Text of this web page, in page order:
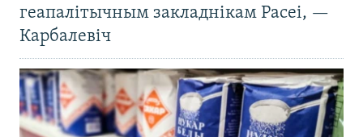
геапалітычным закладнікам Расеі, —
Карбалевіч